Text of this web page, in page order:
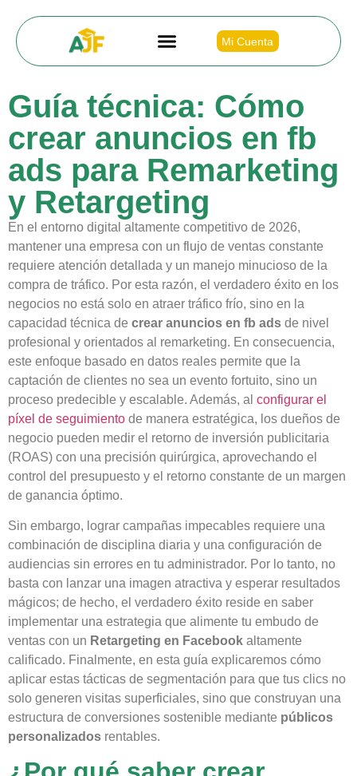
Mi Cuenta
Guía técnica: Cómo
crear anuncios en fb
ads para Remarketing
y Retargeting
En el entorno digital altamente competitivo de 2026,
mantener una empresa con un flujo de ventas constante
requiere atención detallada y un manejo minucioso de la
compra de tráfico. Por esta razón, el verdadero éxito en los
negocios no está solo en atraer tráfico frío, sino en la
capacidad técnica de crear anuncios en fb ads de nivel
profesional y orientados al remarketing. En consecuencia,
este enfoque basado en datos reales permite que la
captación de clientes no sea un evento fortuito, sino un
proceso predecible y escalable. Además, al configurar el
píxel de seguimiento de manera estratégica, los dueños de
negocio pueden medir el retorno de inversión publicitaria
(ROAS) con una precisión quirúrgica, aprovechando el
control del presupuesto y el retorno constante de un margen
de ganancia óptimo.
Sin embargo, lograr campañas impecables requiere una
combinación de disciplina diaria y una configuración de
audiencias sin errores en tu administrador. Por lo tanto, no
basta con lanzar una imagen atractiva y esperar resultados
mágicos; de hecho, el verdadero éxito reside en saber
implementar una estrategia que alimente tu embudo de
ventas con un Retargeting en Facebook altamente
calificado. Finalmente, en esta guía explicaremos cómo
aplicar estas tácticas de segmentación para que tus clics no
solo generen visitas superficiales, sino que construyan una
estructura de conversiones sostenible mediante públicos
personalizados rentables.